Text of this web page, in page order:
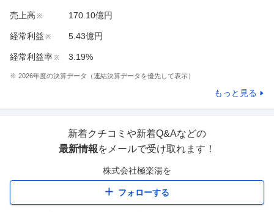
売上高 ※ 170.10億円
経常利益 ※ 5.43億円
経常利益率※ 3.19%
※ 2026年度の決算データ（連結決算データを優先して表示）
もっと見る
新着クチコミや新着Q&Aなどの
最新情報をメールで受け取れます！
株式会社極楽湯を
フォローする